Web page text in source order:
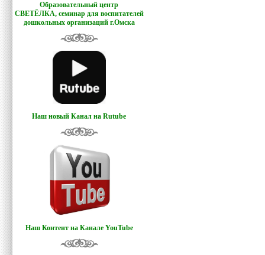
Образовательный центр
СВЕТЁЛКА, семинар для воспитателей
дошкольных организаций г.Омска
Наш новый Канал на Rutube
Наш Контент на Канале YouTube